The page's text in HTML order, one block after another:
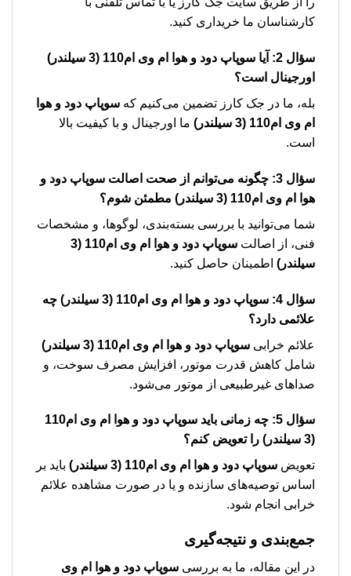
کارشناسان ما خریداری کنید.
سؤال 2: آیا
سوپاپ دود و هوا ام وی ام110 (3 سیلندر)
اورجینال است؟
بله، ما در جک کارز تضمین می‌کنیم که سوپاپ دود و هوا
ام وی ام110 (3 سیلندر)
ما اورجینال و با کیفیت بالا
است.
سؤال 3: چگونه می‌توانم از صحت اصالت
سوپاپ دود و
هوا ام وی ام110 (3 سیلندر)
مطمئن شوم؟
شما می‌توانید با بررسی بسته‌بندی، لوگوها، و مشخصات
فنی، از اصالت
سوپاپ دود و هوا ام وی ام110 (3
سیلندر) اطمینان حاصل کنید.
سؤال 4: سوپاپ دود و هوا ام وی ام110 (3 سیلندر)
چه
علائمی دارد؟
علائم خرابی سوپاپ دود و هوا ام وی ام110 (3 سیلندر)
شامل کاهش قدرت موتور، افزایش مصرف سوخت، و
صداهای غیرطبیعی از موتور می‌شود.
سؤال 5: چه زمانی باید
سوپاپ دود و هوا ام وی ام110
(3 سیلندر)
را تعویض کنم؟
تعویض سوپاپ دود و هوا ام وی ام110 (3 سیلندر)
باید بر
اساس توصیه‌های سازنده و یا در صورت مشاهده علائم
خرابی انجام شود.
جمع‌بندی و نتیجه‌گیری
در این مقاله، ما به بررسی سوپاپ دود و هوا ام وی